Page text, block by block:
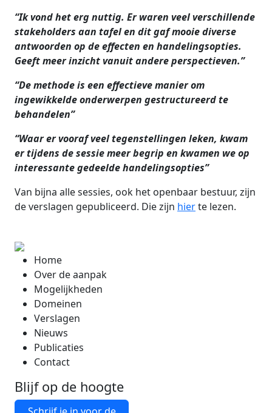
“Ik vond het erg nuttig. Er waren veel verschillende
stakeholders aan tafel en dit gaf mooie diverse
antwoorden op de effecten en handelingsopties.
Geeft meer inzicht vanuit andere perspectieven.”
“De methode is een effectieve manier om
ingewikkelde onderwerpen gestructureerd te
behandelen”
“Waar er vooraf veel tegenstellingen leken, kwam
er tijdens de sessie meer begrip en kwamen we op
interessante gedeelde handelingsopties”
Van bijna alle sessies, ook het openbaar bestuur, zijn
de verslagen gepubliceerd. Die zijn hierte lezen.
Home
Over de aanpak
Mogelijkheden
Domeinen
Verslagen
Nieuws
Publicaties
Contact
Blijf op de hoogte